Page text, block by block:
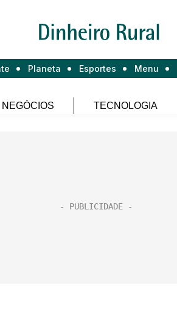
Planeta Esportes Menu
NEGÓCIOS TECNOLOGIA